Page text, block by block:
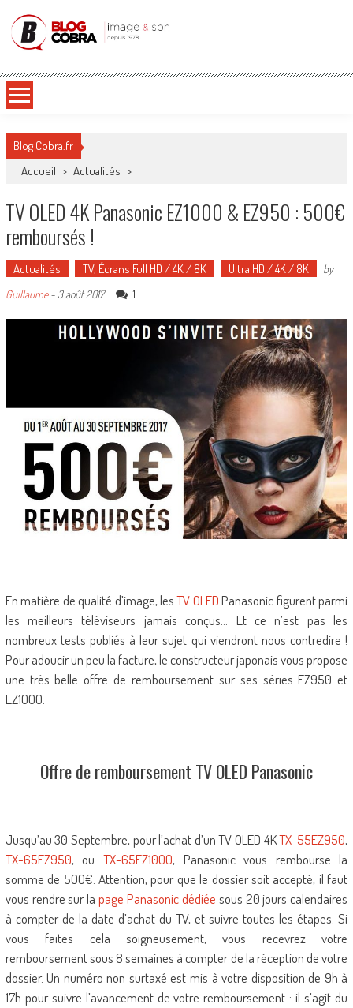
Blog Cobra
Blog Cobra.fr
Accueil > Actualités >
TV OLED 4K Panasonic EZ1000 & EZ950 : 500€
remboursés !
Actualités TV, Écrans Full HD / 4K / 8K Ultra HD / 4K / 8K
by
Guillaume- 3 août 2017 1
En matière de qualité d’image, lesTV OLEDPanasonic figurent parmi
les meilleurs téléviseurs jamais conçus… Et ce n’est pas les
nombreux tests publiés à leur sujet qui viendront nous contredire !
Pour adoucir un peu la facture, le constructeur japonais vous propose
une très belle offre de remboursement sur ses séries EZ950 et
EZ1000.
Offre de remboursement TV OLED Panasonic
Jusqu’au 30 Septembre, pour l’achat d’un TV OLED 4KTX-55EZ950,
TX-65EZ950, ou TX-65EZ1000, Panasonic vous rembourse la
somme de 500€. Attention, pour que le dossier soit accepté, il faut
vous rendre sur lapage Panasonic dédiée sous 20 jours calendaires
à compter de la date d’achat du TV, et suivre toutes les étapes. Si
vous faites cela soigneusement, vous recevrez votre
remboursement sous 8 semaines à compter de la réception de votre
dossier. Un numéro non surtaxé est mis à votre disposition de 9h à
17h pour suivre l’avancement de votre remboursement : il s’agit du